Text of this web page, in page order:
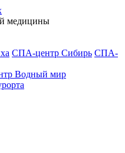
медицины
СПА-центр Сибирь СПА-
Водный мир